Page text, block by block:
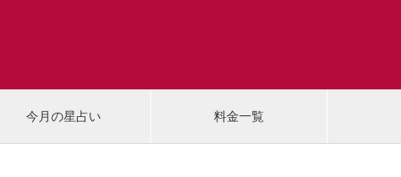
今月の星占い 料金一覧